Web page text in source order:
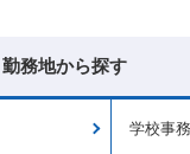
勤務地から探す
学校事